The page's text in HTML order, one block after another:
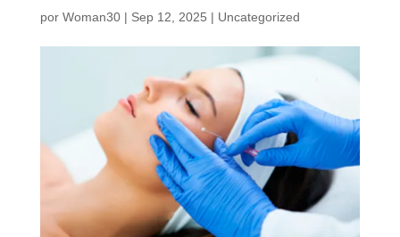
por Woman30| Sep 12, 2025 | Uncategorized